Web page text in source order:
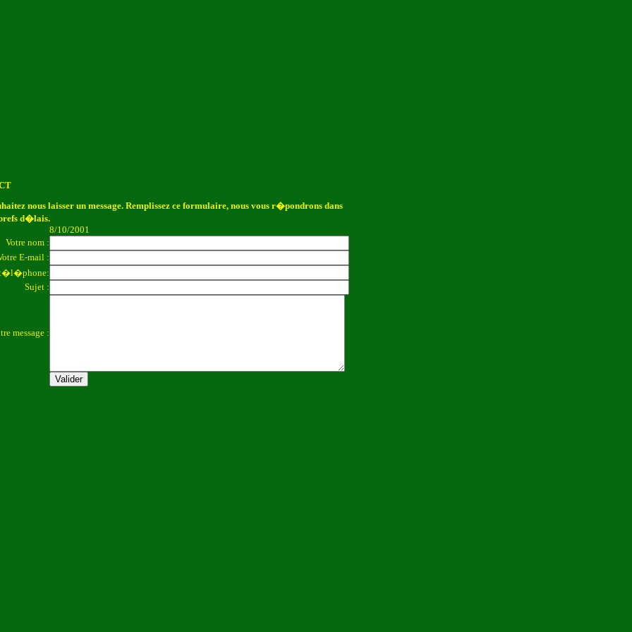
nous laisser un message. Remplissez ce formulaire, nous vous r�pondrons dans
d�lais.
8/10/2001
Votre nom :
E-mail :
t�l�phone:
Sujet :
message :